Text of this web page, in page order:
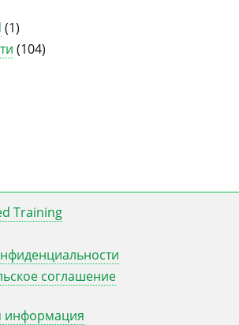
(1)
(104)
Training
соглашение
информация